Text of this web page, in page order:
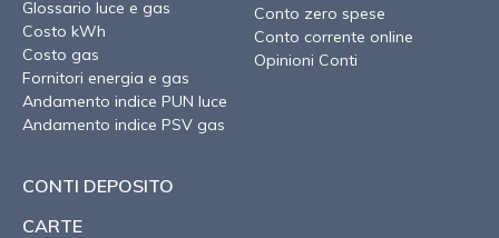
Glossario luce e gas
Costo kWh
Costo gas
Fornitori energia e gas
Andamento indice PUN luce
Andamento indice PSV gas
Conto zero spese
Conto corrente online
Opinioni Conti
CONTI DEPOSITO
CARTE